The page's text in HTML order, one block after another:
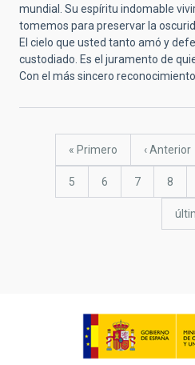
mundial. Su espíritu indomable
tomemos para preservar la
El cielo que usted tanto amó y
custodiado. Es el juramento de
Con el más sincero
PaginaciónPrimera
« Primero
Página
‹ Anterior
Página
5 Página
6 Página
7 8